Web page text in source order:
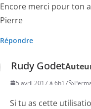
Encore merci pour ton
Pierre
Répondre
Rudy Godet
5 avril 2017 à 6h17
Si tu as cette